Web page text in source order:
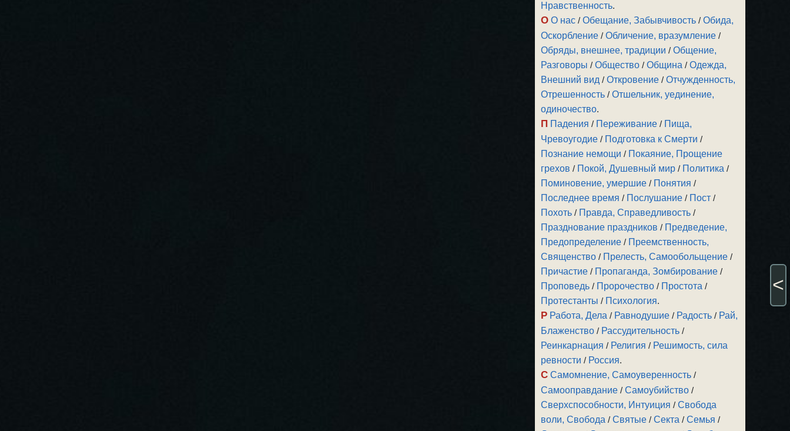
Нравственность.
О О нас /Обещание, Забывчивость /Обида,
Оскорбление /Обличение, вразумление /
Обряды, внешнее, традиции /Общение,
Разговоры /Общество /Община /Одежда,
Внешний вид /Откровение /Отчужденность,
Отрешенность /Отшельник, уединение,
одиночество.
П Падения / Переживание / Пища,
Чревоугодие / Подготовка к Смерти /
Познание немощи / Покаяние, Прощение
грехов / Покой, Душевный мир / Политика /
Поминовение, умершие / Понятия /
Последнее время / Послушание / Пост /
Похоть / Правда, Справедливость /
Празднование праздников / Предведение,
Предопределение / Преемственность,
Священство / Прелесть, Самообольщение /
Причастие / Пропаганда, Зомбирование /
Проповедь / Пророчество / Простота /
Протестанты / Психология.
Р Работа, Дела / Равнодушие / Радость / Рай,
Блаженство / Рассудительность /
Реинкарнация / Религия / Решимость, сила
ревности / Россия.
С Самомнение, Самоуверенность /
Самооправдание /Самоубийство /
Сверхспособности, Интуиция /Свобода
воли, Свобода /Святые /Секта /Семья /
<